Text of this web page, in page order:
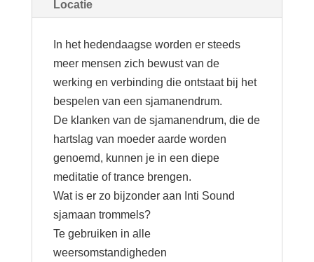
Locatie
In het hedendaagse worden er steeds
meer mensen zich bewust van de
werking en verbinding die ontstaat bij het
bespelen van een sjamanendrum.
De klanken van de sjamanendrum, die de
hartslag van moeder aarde worden
genoemd, kunnen je in een diepe
meditatie of trance brengen.
Wat is er zo bijzonder aan Inti Sound
sjamaan trommels?
Te gebruiken in alle
weersomstandigheden